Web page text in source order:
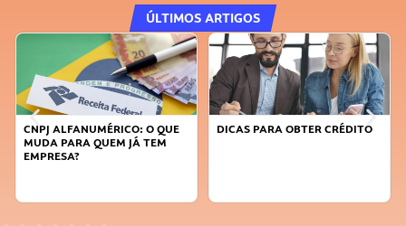
ÚLTIMOS ARTIGOS
CNPJ ALFANUMÉRICO: O QUE
MUDA PARA QUEM JÁ TEM
EMPRESA?
DICAS PARA OBTER CRÉDITO